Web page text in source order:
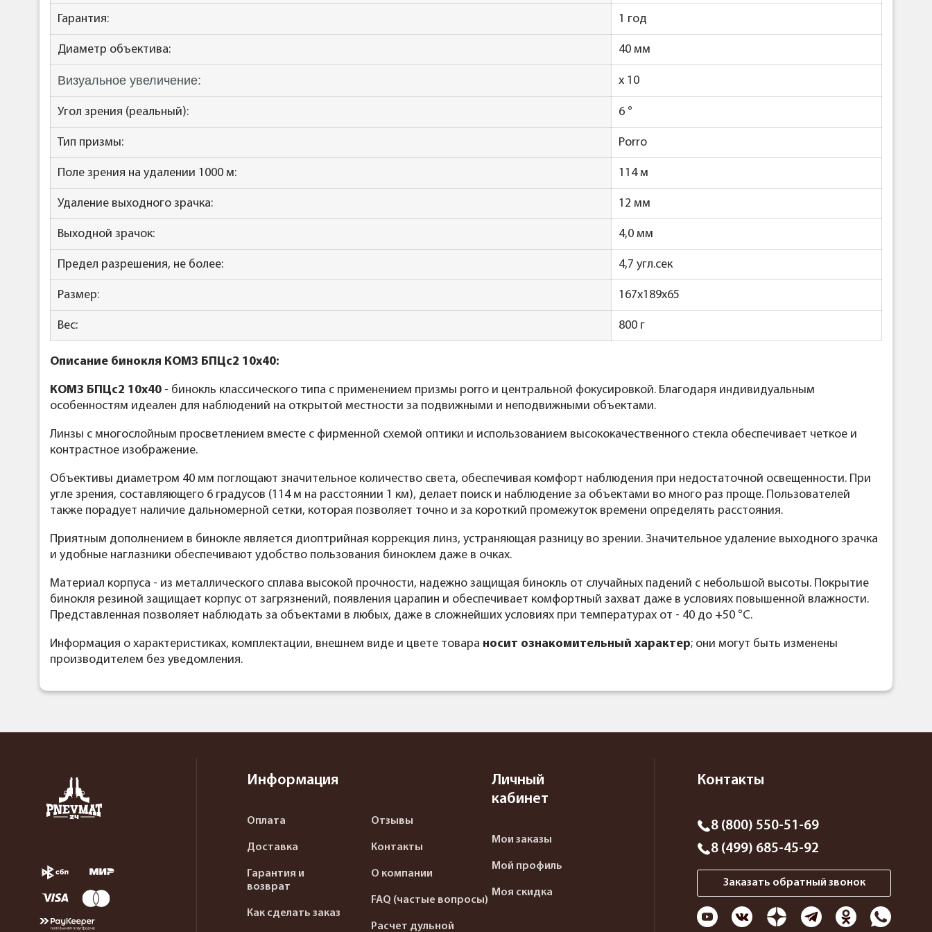
Гарантия: 1 год
Диаметр объектива: 40 мм
Визуальное увеличение: x 10
Угол зрения (реальный): 6 °
Тип призмы: Porro
Поле зрения на удалении 1000 м: 114 м
Удаление выходного зрачка: 12 мм
Выходной зрачок: 4,0 мм
Предел разрешения, не более: 4,7 угл.сек
Размер: 167х189х65
Вес: 800 г
Описание бинокля КОМЗ БПЦc2 10x40:
КОМЗ БПЦс2 10x40 - бинокль классического типа с применением призмы porro и центральной фокусировкой. Благодаря индивидуальным
особенностям идеален для наблюдений на открытой местности за подвижными и неподвижными объектами.
Линзы с многослойным просветлением вместе с фирменной схемой оптики и использованием высококачественного стекла обеспечивает четкое и
контрастное изображение.
Объективы диаметром 40 мм поглощают значительное количество света, обеспечивая комфорт наблюдения при недостаточной освещенности. При
угле зрения, составляющего 6 градусов (114 м на расстоянии 1 км), делает поиск и наблюдение за объектами во много раз проще. Пользователей
также порадует наличие дальномерной сетки, которая позволяет точно и за короткий промежуток времени определять расстояния.
Приятным дополнением в бинокле является диоптрийная коррекция линз, устраняющая разницу во зрении. Значительное удаление выходного зрачка
и удобные наглазники обеспечивают удобство пользования биноклем даже в очках.
Материал корпуса - из металлического сплава высокой прочности, надежно защищая бинокль от случайных падений с небольшой высоты. Покрытие
бинокля резиной защищает корпус от загрязнений, появления царапин и обеспечивает комфортный захват даже в условиях повышенной влажности.
Представленная позволяет наблюдать за объектами в любых, даже в сложнейших условиях при температурах от - 40 до +50 °С.
Информация о характеристиках, комплектации, внешнем виде и цвете товара носит ознакомительный характер; они могут быть изменены
производителем без уведомления.
Информация
Оплата
Доставка
Гарантия и
возврат
Как сделать заказ
Отзывы
Контакты
О компании
FAQ (частые вопросы)
Расчет дульной
Личный
кабинет
Мои заказы
Мой профиль
Моя скидка
Контакты
8 (800) 550-51-69
8 (499) 685-45-92
Заказать обратный звонок